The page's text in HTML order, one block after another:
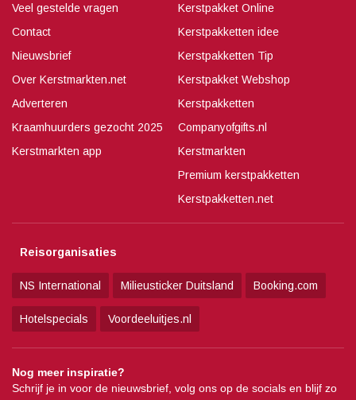
Veel gestelde vragen
Contact
Nieuwsbrief
Over Kerstmarkten.net
Adverteren
Kraamhuurders gezocht 2025
Kerstmarkten app
Kerstpakket Online
Kerstpakketten idee
Kerstpakketten Tip
Kerstpakket Webshop
Kerstpakketten
Companyofgifts.nl
Kerstmarkten
Premium kerstpakketten
Kerstpakketten.net
Reisorganisaties
NS International Milieusticker Duitsland Booking.com
Hotelspecials Voordeeluitjes.nl
Nog meer inspiratie?
Schrijf je in voor de nieuwsbrief, volg ons op de socials en blijf zo